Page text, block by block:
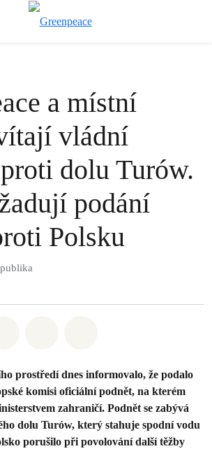
a místní
vládní
dolu Turów.
podání
Polsku
prostředí dnes informovalo, že podalo
komisi oficiální podnět, na kterém
zahraničí. Podnět se zabývá
dolu Turów, který stahuje spodní vodu
porušilo při povolování další těžby